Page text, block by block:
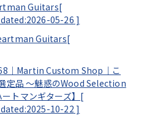
Guitars[
05-26 ]
Guitars[
｜Martin Custom Shop｜こ
定品 ～魅惑のWood Selection
トマンギターズ】[
10-22 ]